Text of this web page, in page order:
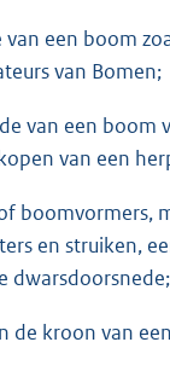
een boom
van Bomen;
van een boom
van een
boomvormers,
en struiken,
dwarsdoorsnede;
de kroon van